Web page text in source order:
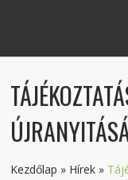
Kezdőlap » Hírek »